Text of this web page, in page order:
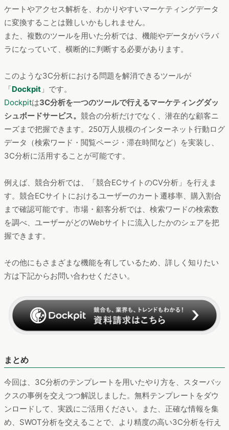
ケートやアクセス解析を、わかりやすいマーケティングデータ
に変換することは難しいかもしれません。
また、複数のツールを用いた分析では、機能やデータがバラバ
ラになっていて、横断的に判断する必要があります。
このような3C分析における問題を解消できるツールが
「Dockpit 」です。
Dockpitは3C分析を一つのツールで行えるマーケティングダッ
シュボードサービス。 競合の分析だけでなく、潜在的な顧客ニ
ーズまで把握できます。250万人規模のインターネット行動ログ
データ（検索ワード・閲覧ページ・滞在時間など）を実装し、
3C分析に活用することが可能です。
例えば、競合分析では、「競合ECサイトのCV分析」を行えま
す。競合ECサイトにおけるユーザーのカート遷移率、購入割合
まで確認可能です。市場・顧客分析では、検索ワードの検索数
を調べ、ユーザーがどのWebサイトに流入したかのシェアを把
握できます。
その他にもさまざまな機能を有しているため、詳しく知りたい
方は下記からお問い合わせください。
まとめ
今回は、3C分析のテンプレートを用いたやり方を、スターバッ
クスの事例を交えつつ解説しました。無料テンプレートをダウ
ンロードして、実践にご活用ください。また、正確な情報を集
め、SWOT分析を交えることで、より精度の高い3C分析を行え